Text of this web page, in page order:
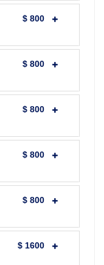
$ 800
$ 800
$ 800
$ 800
$ 800
$ 1600